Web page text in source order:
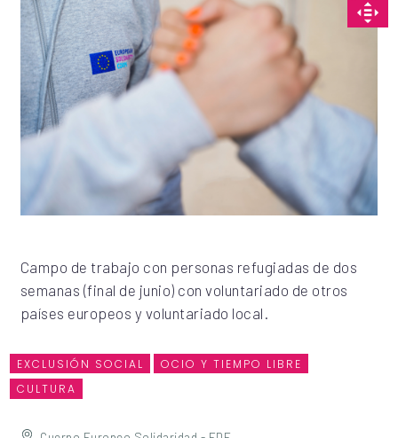
Campo de trabajo con personas refugiadas de dos
semanas (final de junio) con voluntariado de otros
países europeos y voluntariado local.
EXCLUSIÓN SOCIAL
OCIO Y TIEMPO LIBRE
CULTURA